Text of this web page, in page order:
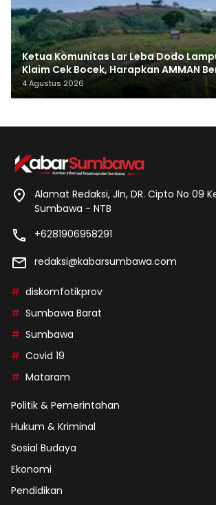
Ketua Komunitas Lar Leba Dodo
Klaim Cek Bocek, Harapkan AMMAN
Makam Leluhur
4 Agustus 2026
Alamat Redaksi, Jln, DR. Cipto No 09
Sumbawa - NTB
+6281906958291
redaksi@kabarsumbawa.com
diskomfotikprov
Sumbawa Barat
Sumbawa
Covid 19
Mataram
Politik & Pemerintahan
Hukum & Kriminal
Sosial Budaya
Ekonomi
Pendidikan